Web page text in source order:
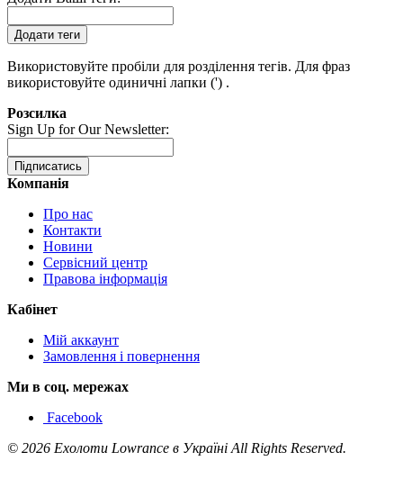
Додати теги
Використовуйте пробіли для розділення тегів. Для фраз
використовуйте одиничні лапки (') .
Розсилка
Sign Up for Our Newsletter:
Підписатись
Компанія
Про нас
Контакти
Новини
Сервісний центр
Правова інформація
Кабінет
Мій аккаунт
Замовлення і повернення
Ми в соц. мережах
Facebook
© 2026 Ехолоти Lowrance в Україні All Rights Reserved.